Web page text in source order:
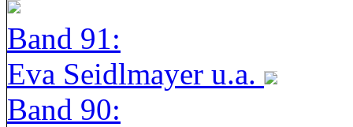
Band 91:
Eva Seidlmayer u.a.
Band 90: